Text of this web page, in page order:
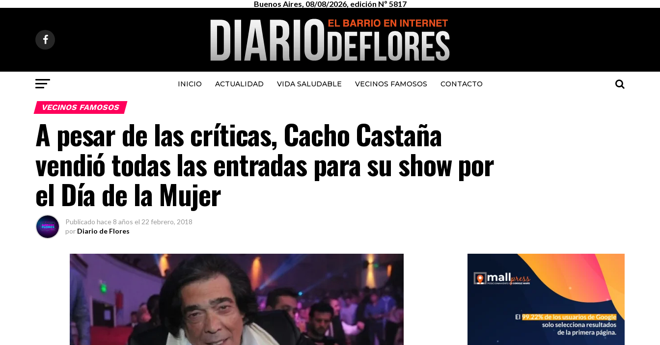
Buenos Aires, 08/08/2026, edición Nº 5817
INICIO ACTUALIDAD VIDA SALUDABLE VECINOS FAMOSOS CONTACTO
VECINOS FAMOSOS
A pesar de las críticas, Cacho Castaña
vendió todas las entradas para su show por
el Día de la Mujer
Publicado hace 8 años el 22 febrero, 2018
por Diario de Flores